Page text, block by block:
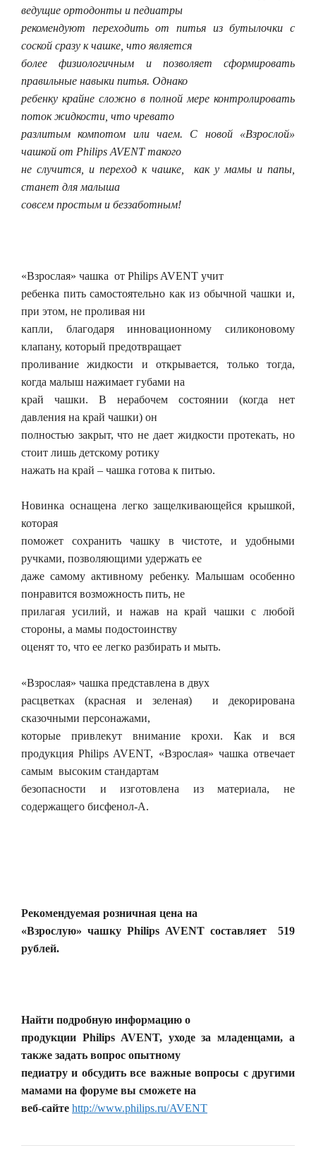
ведущие ортодонты и педиатры
рекомендуют переходить от питья из бутылочки с
соской сразу к чашке, что является
более физиологичным и позволяет сформировать
правильные навыки питья. Однако
ребенку крайне сложно в полной мере контролировать
поток жидкости, что чревато
разлитым компотом или чаем. С новой «Взрослой»
чашкой от Philips AVENT такого
не случится, и переход к чашке, как у мамы и папы,
станет для малыша
совсем простым и беззаботным!
«Взрослая» чашка от Philips AVENT учит
ребенка пить самостоятельно как из обычной чашки и,
при этом, не проливая ни
капли, благодаря инновационному силиконовому
клапану, который предотвращает
проливание жидкости и открывается, только тогда,
когда малыш нажимает губами на
край чашки. В нерабочем состоянии (когда нет
давления на край чашки) он
полностью закрыт, что не дает жидкости протекать, но
стоит лишь детскому ротику
нажать на край – чашка готова к питью.
Новинка оснащена легко защелкивающейся крышкой,
которая
поможет сохранить чашку в чистоте, и удобными
ручками, позволяющими удержать ее
даже самому активному ребенку. Малышам особенно
понравится возможность пить, не
прилагая усилий, и нажав на край чашки с любой
стороны, а мамы подостоинству
оценят то, что ее легко разбирать и мыть.
«Взрослая» чашка представлена в двух
расцветках (красная и зеленая) и декорирована
сказочными персонажами,
которые привлекут внимание крохи. Как и вся
продукция Philips AVENT, «Взрослая» чашка отвечает
самым высоким стандартам
безопасности и изготовлена из материала, не
содержащего бисфенол-А.
Рекомендуемая розничная цена на
«Взрослую» чашку Philips AVENT составляет 519
рублей.
Найти подробную информацию о
продукции Philips AVENT, уходе за младенцами, а
также задать вопрос опытному
педиатру и обсудить все важные вопросы с другими
мамами на форуме вы сможете на
веб-сайте http://www.philips.ru/AVENT